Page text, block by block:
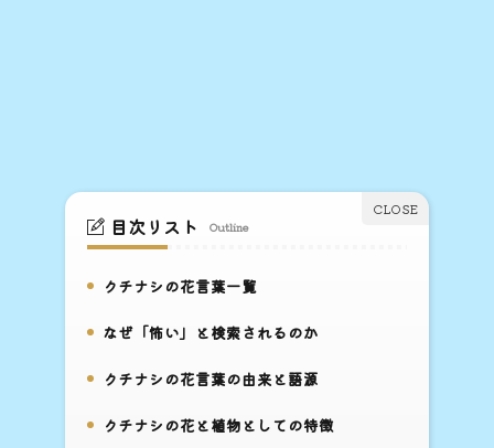
目次リスト Outline
1.クチナシの花言葉一覧
2.
なぜ「怖い」と検索されるのか
3.クチナシの花言葉の由来と語源
4.クチナシの花と植物としての特徴